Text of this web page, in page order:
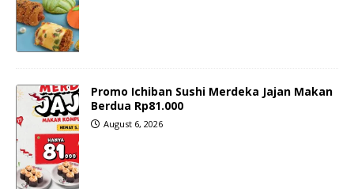
Promo Ichiban Sushi Merdeka Jajan Makan
Berdua Rp81.000
August 6, 2026